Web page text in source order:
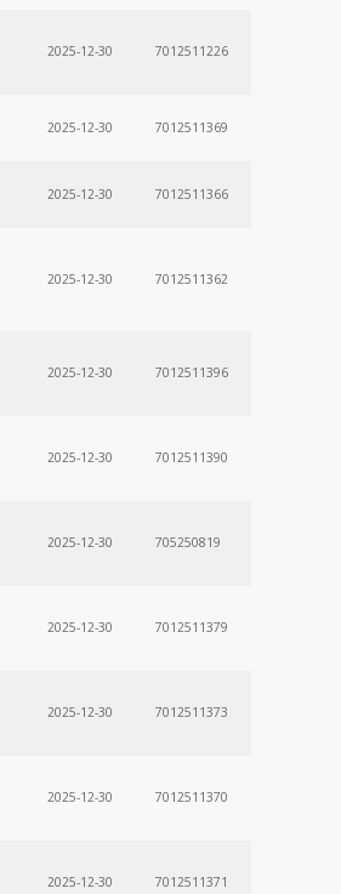
2025-12-30 7012511226
2025-12-30 7012511369
2025-12-30 7012511366
2025-12-30 7012511362
2025-12-30 7012511396
2025-12-30 7012511390
2025-12-30 705250819
2025-12-30 7012511379
2025-12-30 7012511373
2025-12-30 7012511370
2025-12-30 7012511371